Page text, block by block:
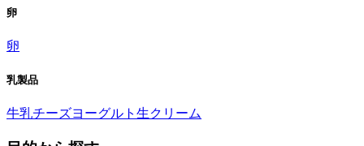
卵
卵
乳製品
牛乳チーズヨーグルト 生クリーム